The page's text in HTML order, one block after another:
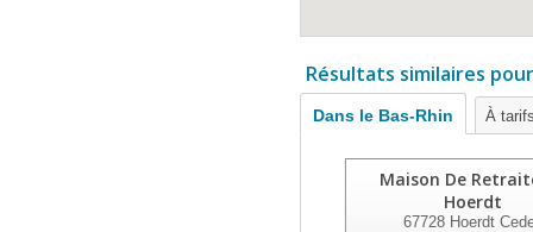
Résultats similaires
Dans le Bas-Rhin À
Maison De
Hoerdt
67728Hoerdt